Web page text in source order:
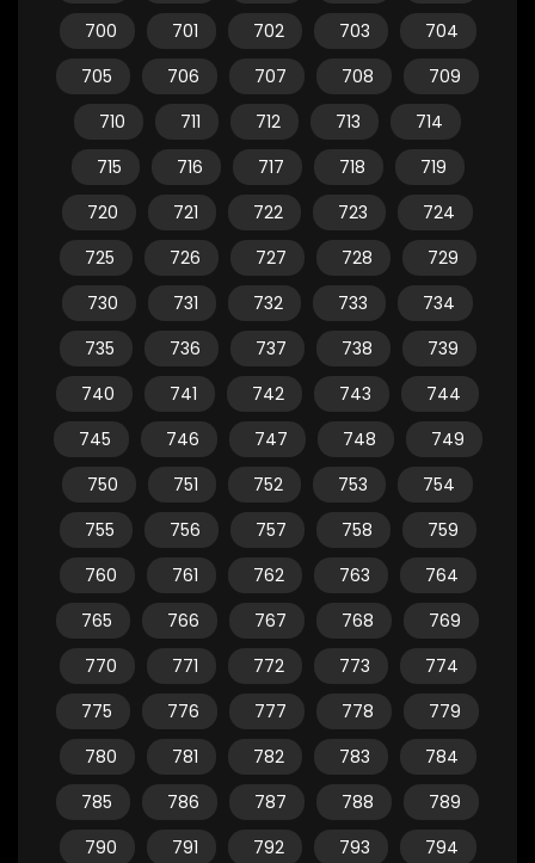
700
701 702 703
704
705
706 707 708
709
710
711 712 713
714
715
716 717 718
719
720
721 722 723
724
725
726 727 728
729
730
731 732 733
734
735
736 737 738
739
740
741 742 743
744
745
746 747 748
749
750
751 752 753
754
755
756 757 758
759
760
761 762 763
764
765
766 767 768
769
770
771 772 773
774
775
776 777 778
779
780
781 782 783
784
785
786 787 788
789
790
791 792 793
794